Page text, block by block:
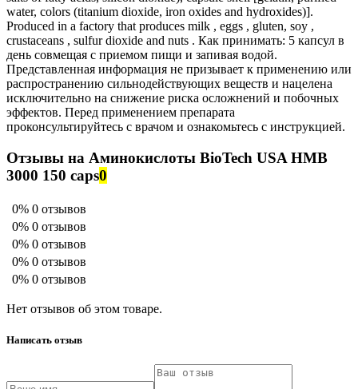
water, colors (titanium dioxide, iron oxides and hydroxides)].
Produced in a factory that produces milk , eggs , gluten, soy ,
crustaceans , sulfur dioxide and nuts . Как принимать: 5 капсул в
день совмещая с приемом пищи и запивая водой.
Представленная информация не призывает к применению или
распространению сильнодействующих веществ и нацелена
исключительно на снижение риска осложнений и побочных
эффектов. Перед применением препарата
проконсультируйтесь с врачом и ознакомьтесь с инструкцией.
Отзывы на Аминокислоты BioTech USA HMB
3000 150 caps0
0% 0 отзывов
0% 0 отзывов
0% 0 отзывов
0% 0 отзывов
0% 0 отзывов
Нет отзывов об этом товаре.
Написать отзыв